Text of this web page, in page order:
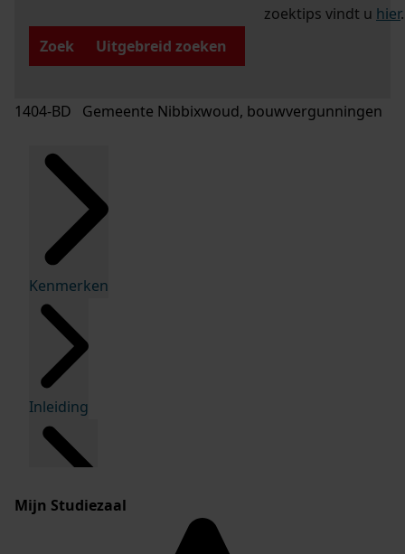
zoektips vindt u hier.
Zoek
Uitgebreid zoeken
1404-BD Gemeente Nibbixwoud, bouwvergunningen
Kenmerken
Inleiding
Mijn Studiezaal